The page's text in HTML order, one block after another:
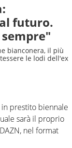
futuro.
bianconera, il più
le lodi dell'ex
in prestito biennale
sarà il proprio
nel format